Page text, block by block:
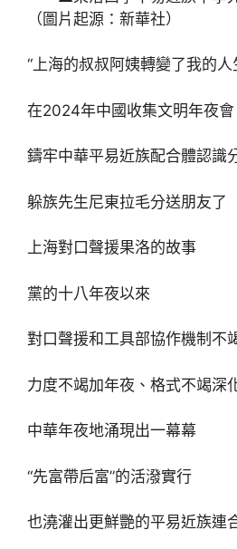
（圖片起源：新華社）
“上海的叔叔阿姨轉變了我的人
在2024年中國收集文明年夜會
鑄牢中華平易近族配合體認識
躲族先生尼東拉毛分送朋友了
上海對口聲援果洛的故事
黨的十八年夜以來
對口聲援和工具部協作機制不
力度不竭加年夜、格式不竭深
中華年夜地涌現出一幕幕
“先富帶后富”的活潑實行
也澆灌出更鮮艷的平易近族連